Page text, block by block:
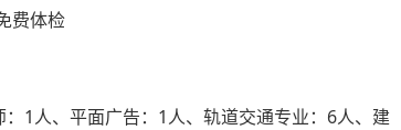
费体检
1人、平面广告：1人、轨道交通专业：6人、建